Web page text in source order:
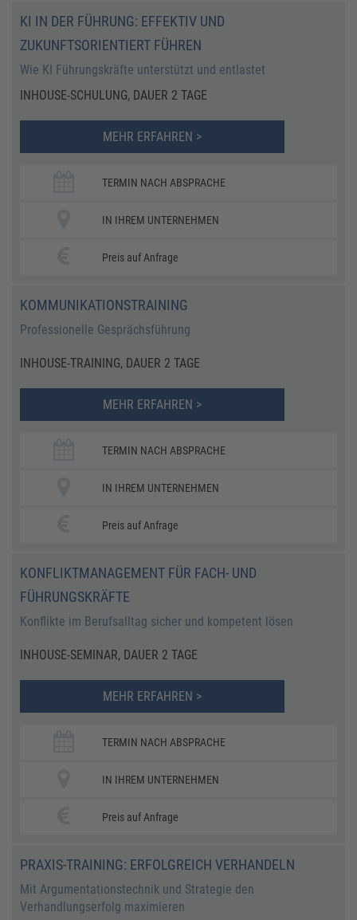
KI IN DER FÜHRUNG: EFFEKTIV UND
ZUKUNFTSORIENTIERT FÜHREN
Wie KI Führungskräfte unterstützt und entlastet
INHOUSE-SCHULUNG, DAUER 2 TAGE
MEHR ERFAHREN >
TERMIN NACH ABSPRACHE
IN IHREM UNTERNEHMEN
Preis auf Anfrage
KOMMUNIKATIONSTRAINING
Professionelle Gesprächsführung
INHOUSE-TRAINING, DAUER 2 TAGE
MEHR ERFAHREN >
TERMIN NACH ABSPRACHE
IN IHREM UNTERNEHMEN
Preis auf Anfrage
KONFLIKTMANAGEMENT FÜR FACH- UND
FÜHRUNGSKRÄFTE
Konflikte im Berufsalltag sicher und kompetent lösen
INHOUSE-SEMINAR, DAUER 2 TAGE
MEHR ERFAHREN >
TERMIN NACH ABSPRACHE
IN IHREM UNTERNEHMEN
Preis auf Anfrage
PRAXIS-TRAINING: ERFOLGREICH VERHANDELN
Mit Argumentationstechnik und Strategie den
Verhandlungserfolg maximieren